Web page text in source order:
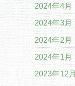
2024年4月
2024年3月
2024年2月
2024年1月
2023年12月